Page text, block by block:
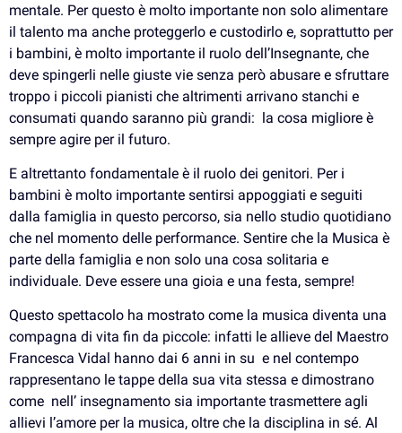
mentale. Per questo è molto importante non solo alimentare
il talento ma anche proteggerlo e custodirlo e, soprattutto per
i bambini, è molto importante il ruolo dell’Insegnante, che
deve spingerli nelle giuste vie senza però abusare e sfruttare
troppo i piccoli pianisti che altrimenti arrivano stanchi e
consumati quando saranno più grandi: la cosa migliore è
sempre agire per il futuro.
E altrettanto fondamentale è il ruolo dei genitori. Per i
bambini è molto importante sentirsi appoggiati e seguiti
dalla famiglia in questo percorso, sia nello studio quotidiano
che nel momento delle performance. Sentire che la Musica è
parte della famiglia e non solo una cosa solitaria e
individuale. Deve essere una gioia e una festa, sempre!
Questo spettacolo ha mostrato come la musica diventa una
compagna di vita fin da piccole: infatti le allieve del Maestro
Francesca Vidal hanno dai 6 anni in su e nel contempo
rappresentano le tappe della sua vita stessa e dimostrano
come nell’ insegnamento sia importante trasmettere agli
allievi l’amore per la musica, oltre che la disciplina in sé. Al